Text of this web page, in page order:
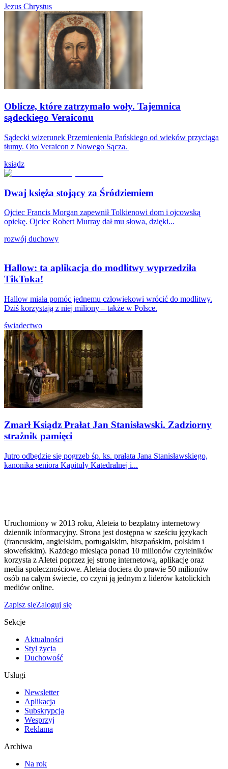
Jezus Chrystus
Oblicze, które zatrzymało woły. Tajemnica
sądeckiego Veraiconu
Sądecki wizerunek Przemienienia Pańskiego od wieków przyciąga
tłumy. Oto Veraicon z Nowego Sącza.
ksiądz
Dwaj księża stojący za Śródziemiem
Ojciec Francis Morgan zapewnił Tolkienowi dom i ojcowską
opiekę. Ojciec Robert Murray dał mu słowa, dzięki...
rozwój duchowy
Hallow: ta aplikacja do modlitwy wyprzedziła
TikToka!
Hallow miała pomóc jednemu człowiekowi wrócić do modlitwy.
Dziś korzystają z niej miliony – także w Polsce.
świadectwo
Zmarł Ksiądz Prałat Jan Stanisławski. Zadziorny
strażnik pamięci
Jutro odbędzie się pogrzeb śp. ks. prałata Jana Stanisławskiego,
kanonika seniora Kapituły Katedralnej i...
Uruchomiony w 2013 roku, Aleteia to bezpłatny internetowy
dziennik informacyjny. Strona jest dostępna w sześciu językach
(francuskim, angielskim, portugalskim, hiszpańskim, polskim i
słoweńskim). Każdego miesiąca ponad 10 milionów czytelników
korzysta z Aletei poprzez jej stronę internetową, aplikację oraz
media społecznościowe. Aleteia dociera do prawie 50 milionów
osób na całym świecie, co czyni ją jednym z liderów katolickich
mediów online.
Zapisz sięZaloguj się
Sekcje
Aktualności
Styl życia
Duchowość
Usługi
Newsletter
Aplikacja
Subskrypcja
Wesprzyj
Reklama
Archiwa
Na rok